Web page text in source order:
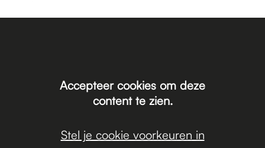
Accepteer cookies om deze
content te zien.
Stel je cookie voorkeuren in